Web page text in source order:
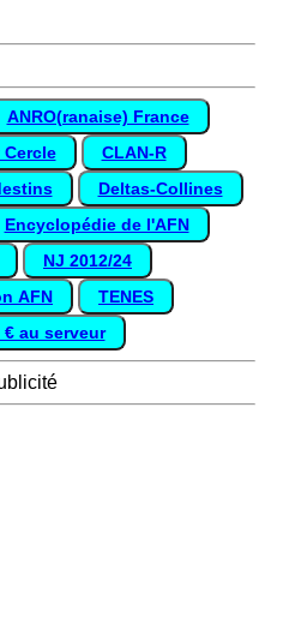
ANRO(ranaise) France
CLAN-R
Deltas-Collines
Encyclopédie de l'AFN
NJ 2012/24
AFN
TENES
au serveur